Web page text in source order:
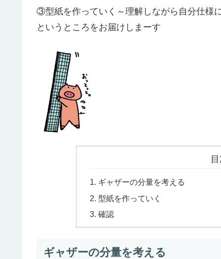
③型紙を作っていく～理解しながら自分仕様
というところをお届けしまーす
ギャザーの分量を考える
型紙を作っていく
確認
ギャザーの分量を考える